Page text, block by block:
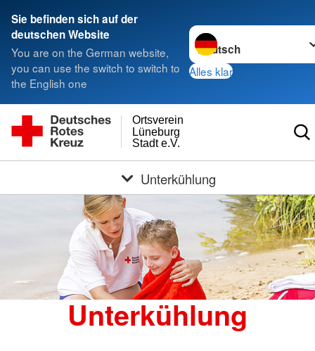
Sie befinden sich auf der
deutschen Website
You are on the German website,
you can use the switch to switch to
the English one
Sprache wechseln zu
Alles klar
Stadt e.V.
Lüneburg
Ortsverein
Unterkühlung
Unterkühlung